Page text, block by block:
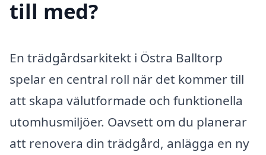
till med?
En trädgårdsarkitekt i Östra Balltorp
spelar en central roll när det kommer till
att skapa välutformade och funktionella
utomhusmiljöer. Oavsett om du planerar
att renovera din trädgård, anlägga en ny